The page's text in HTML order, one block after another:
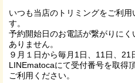
いつも当店のトリミングをご利
す。
予約開始日のお電話が繋がりに
ありません。
９月１日から毎月1日、11日、
LINEmatocaにて受付番号を取得
ご利用ください。